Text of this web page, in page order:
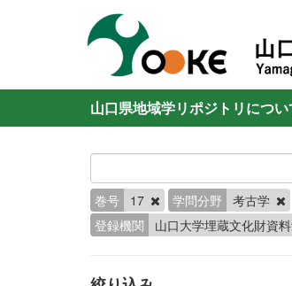
山口県地域学リポジトリについ
巻号 17 学問分野
考古学
登録機関
山口大学埋蔵文化財資